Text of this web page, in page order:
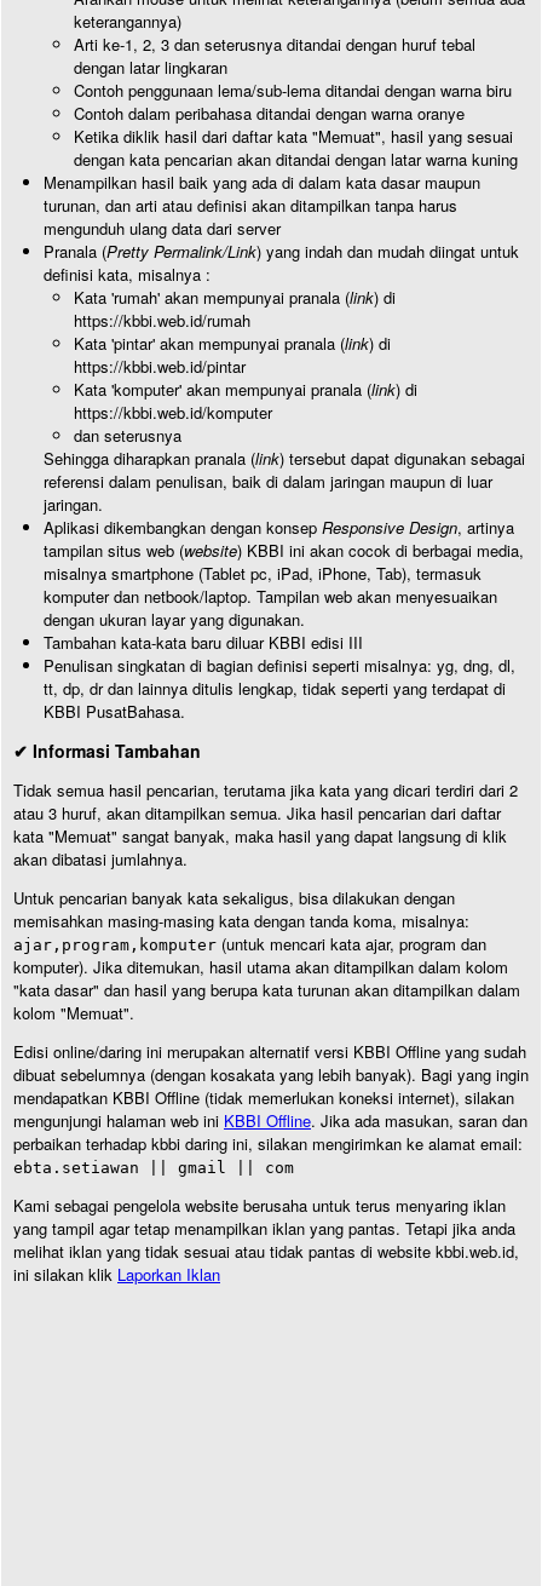
keterangannya)
Arti ke-1, 2, 3 dan seterusnya ditandai dengan huruf tebal
dengan latar lingkaran
Contoh penggunaan lema/sub-lema ditandai dengan warna biru
Contoh dalam peribahasa ditandai dengan warna oranye
Ketika diklik hasil dari daftar kata "Memuat", hasil yang sesuai
dengan kata pencarian akan ditandai dengan latar warna kuning
Menampilkan hasil baik yang ada di dalam kata dasar maupun
turunan, dan arti atau definisi akan ditampilkan tanpa harus
mengunduh ulang data dari server
Pranala (Pretty Permalink/Link) yang indah dan mudah diingat untuk
definisi kata, misalnya :
Kata 'rumah' akan mempunyai pranala (link) di
https://kbbi.web.id/rumah
Kata 'pintar' akan mempunyai pranala (link) di
https://kbbi.web.id/pintar
Kata 'komputer' akan mempunyai pranala (link) di
https://kbbi.web.id/komputer
dan seterusnya
Sehingga diharapkan pranala (link) tersebut dapat digunakan sebagai
referensi dalam penulisan, baik di dalam jaringan maupun di luar
jaringan.
Aplikasi dikembangkan dengan konsep Responsive Design, artinya
tampilan situs web (website) KBBI ini akan cocok di berbagai media,
misalnya smartphone (Tablet pc, iPad, iPhone, Tab), termasuk
komputer dan netbook/laptop. Tampilan web akan menyesuaikan
dengan ukuran layar yang digunakan.
Tambahan kata-kata baru diluar KBBI edisi III
Penulisan singkatan di bagian definisi seperti misalnya: yg, dng, dl,
tt, dp, dr dan lainnya ditulis lengkap, tidak seperti yang terdapat di
KBBI PusatBahasa.
✔ Informasi Tambahan
Tidak semua hasil pencarian, terutama jika kata yang dicari terdiri dari 2
atau 3 huruf, akan ditampilkan semua. Jika hasil pencarian dari daftar
kata "Memuat" sangat banyak, maka hasil yang dapat langsung di klik
akan dibatasi jumlahnya.
Untuk pencarian banyak kata sekaligus, bisa dilakukan dengan
memisahkan masing-masing kata dengan tanda koma, misalnya:
ajar,program,komputer (untuk mencari kata ajar, program dan
komputer). Jika ditemukan, hasil utama akan ditampilkan dalam kolom
"kata dasar" dan hasil yang berupa kata turunan akan ditampilkan dalam
kolom "Memuat".
Edisi online/daring ini merupakan alternatif versi KBBI Offline yang sudah
dibuat sebelumnya (dengan kosakata yang lebih banyak). Bagi yang ingin
mendapatkan KBBI Offline (tidak memerlukan koneksi internet), silakan
mengunjungi halaman web ini KBBI Offline. Jika ada masukan, saran dan
perbaikan terhadap kbbi daring ini, silakan mengirimkan ke alamat email:
ebta.setiawan || gmail || com
Kami sebagai pengelola website berusaha untuk terus menyaring iklan
yang tampil agar tetap menampilkan iklan yang pantas. Tetapi jika anda
melihat iklan yang tidak sesuai atau tidak pantas di website kbbi.web.id,
ini silakan klik Laporkan Iklan